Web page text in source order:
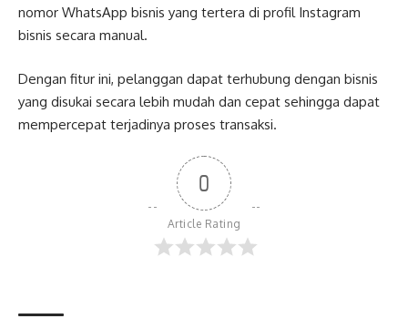
nomor WhatsApp bisnis yang tertera di profil Instagram
bisnis secara manual.
Dengan fitur ini, pelanggan dapat terhubung dengan bisnis
yang disukai secara lebih mudah dan cepat sehingga dapat
mempercepat terjadinya proses transaksi.
0
Article Rating